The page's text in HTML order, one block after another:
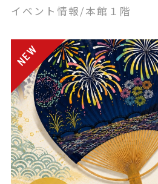
イベント情報/本館１階